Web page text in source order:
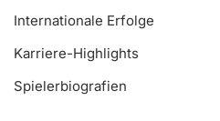
Internationale Erfolge
Karriere-Highlights
Spielerbiografien